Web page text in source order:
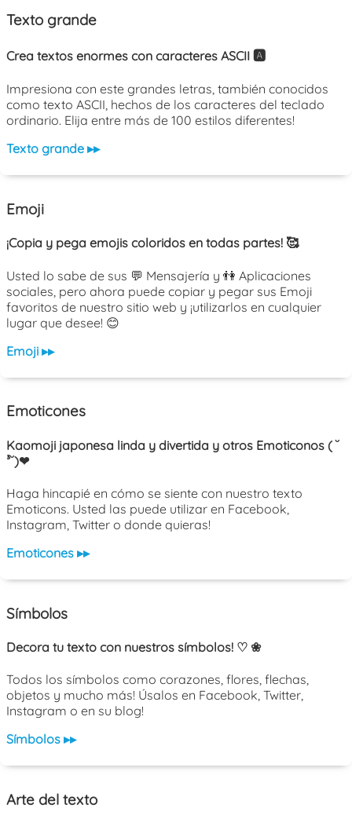
Texto grande
Crea textos enormes con caracteres ASCII 🅰️
Impresiona con este grandes letras, también conocidos
como texto ASCII, hechos de los caracteres del teclado
ordinario. Elija entre más de 100 estilos diferentes!
Texto grande ▸▸
Emoji
¡Copia y pega emojis coloridos en todas partes! 🥰
Usted lo sabe de sus 💬 Mensajería y 👫 Aplicaciones
sociales, pero ahora puede copiar y pegar sus Emoji
favoritos de nuestro sitio web y ¡utilizarlos en cualquier
lugar que desee! 😊
Emoji ▸▸
Emoticones
Kaomoji japonesa linda y divertida y otros Emoticonos ( ˘
³˘)❤
Haga hincapié en cómo se siente con nuestro texto
Emoticons. Usted las puede utilizar en Facebook,
Instagram, Twitter o donde quieras!
Emoticones ▸▸
Símbolos
Decora tu texto con nuestros símbolos! ♡ ❀
Todos los símbolos como corazones, flores, flechas,
objetos y mucho más! Úsalos en Facebook, Twitter,
Instagram o en su blog!
Símbolos ▸▸
Arte del texto